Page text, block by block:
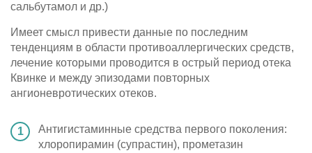
сальбутамол и др.)
Имеет смысл привести данные по последним
тенденциям в области противоаллергических средств,
лечение которыми проводится в острый период отека
Квинке и между эпизодами повторных
ангионевротических отеков.
Антигистаминные средства первого поколения:
хлоропирамин (супрастин), прометазин